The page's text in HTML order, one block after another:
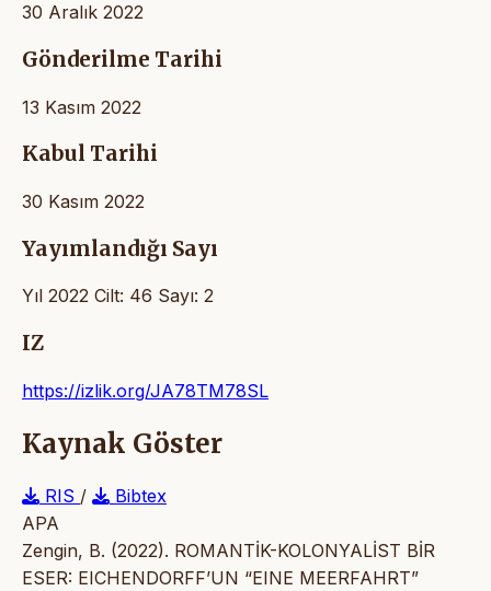
30 Aralık 2022
Gönderilme Tarihi
13 Kasım 2022
Kabul Tarihi
30 Kasım 2022
Yayımlandığı Sayı
Yıl 2022 Cilt: 46 Sayı: 2
IZ
https://izlik.org/JA78TM78SL
Kaynak Göster
RIS /
Bibtex
APA
Zengin, B. (2022). ROMANTİK-KOLONYALİST BİR
ESER: EICHENDORFF’UN “EINE MEERFAHRT”